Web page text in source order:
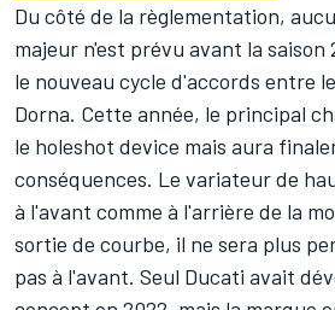
Du côté de la règlementation,
majeur n'est prévu avant la saison
le nouveau cycle d'accords entre
Dorna. Cette année, le principal
le holeshot device mais aura
conséquences. Le variateur de
à l'avant comme à l'arrière de la
sortie de courbe, il ne sera plus
pas à l'avant. Seul Ducati avait